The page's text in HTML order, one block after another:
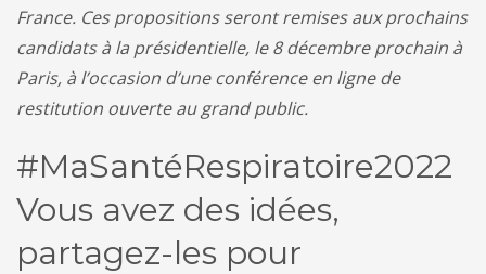
France. Ces propositions seront remises aux prochains
candidats à la présidentielle, le 8 décembre prochain à
Paris, à l’occasion d’une conférence en ligne de
restitution ouverte au grand public.
#MaSantéRespiratoire2022
Vous avez des idées,
partagez-les pour